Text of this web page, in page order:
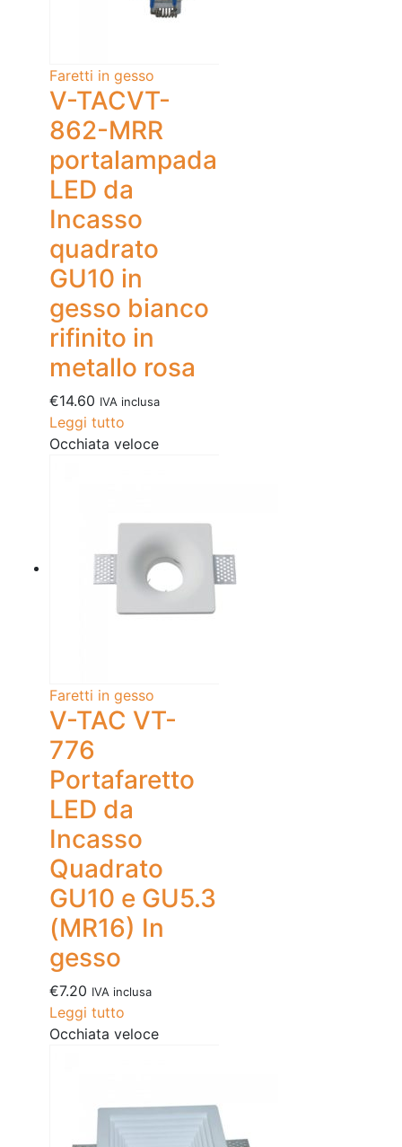
Faretti in gesso
V-TACVT-
862-MRR
portalampada
LED da
Incasso
quadrato
GU10 in
gesso bianco
rifinito in
metallo rosa
€14.60 IVA inclusa
Leggi tutto
Occhiata veloce
Faretti in gesso
V-TAC VT-
776
Portafaretto
LED da
Incasso
Quadrato
GU10 e GU5.3
(MR16) In
gesso
€7.20 IVA inclusa
Leggi tutto
Occhiata veloce